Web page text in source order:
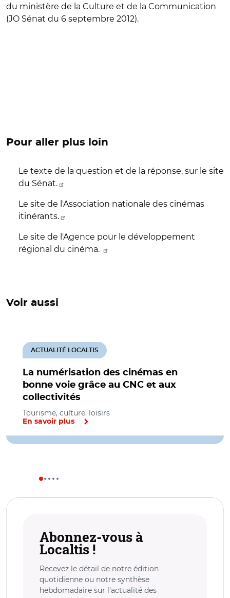
du ministère de la Culture et de la Communication
(JO Sénat du 6 septembre 2012).
Pour aller plus loin
Le texte de la question et de la réponse, sur le site
du Sénat.
Le site de l'Association nationale des cinémas
itinérants.
Le site de l'Agence pour le développement
régional du cinéma.
Voir aussi
La numérisation des cinémas en
bonne voie grâce au CNC et aux
collectivités
ACTUALITÉ LOCALTIS
Tourisme, culture, loisirs
En savoir plus
Abonnez-vous à
Localtis !
Recevez le détail de notre édition
quotidienne ou notre synthèse
hebdomadaire sur l’actualité des